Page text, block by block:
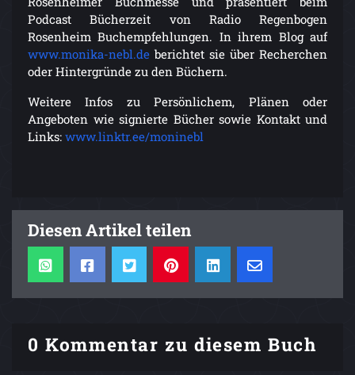
Podcast Bücherzeit von Radio Regenbogen
Rosenheim Buchempfehlungen. In ihrem Blog auf
www.monika-nebl.de berichtet sie über Recherchen
oder Hintergründe zu den Büchern.
Weitere Infos zu Persönlichem, Plänen oder
Angeboten wie signierte Bücher sowie Kontakt und
Links: www.linktr.ee/moninebl
Diesen Artikel teilen
0 Kommentar zu diesem Buch